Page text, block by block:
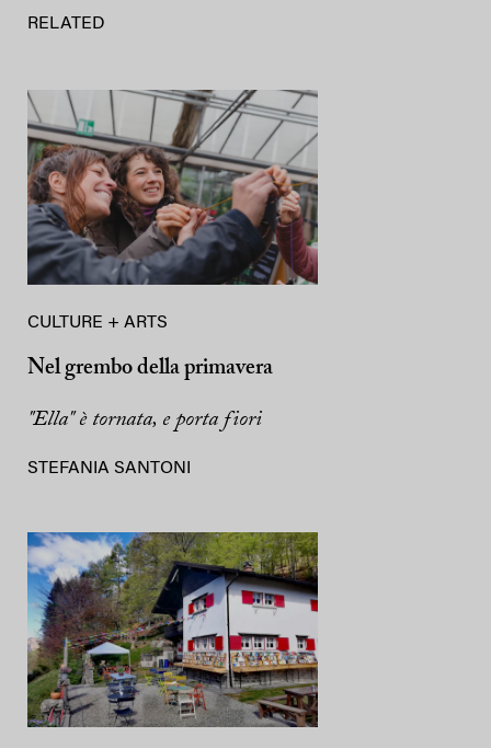
RELATED
CULTURE + ARTS
Nel grembo della primavera
"Ella" è tornata, e porta fiori
STEFANIA SANTONI